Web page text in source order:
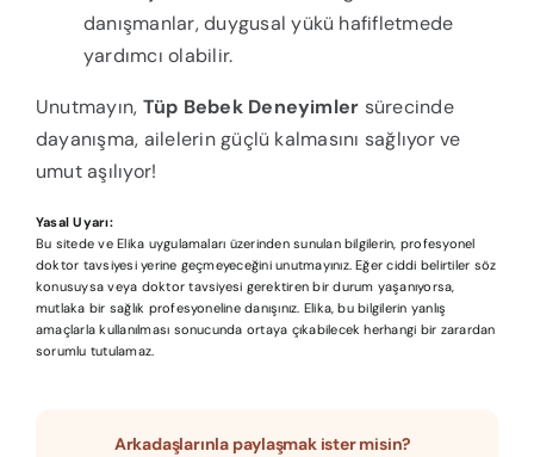
danışmanlar, duygusal yükü hafifletmede
yardımcı olabilir.
Unutmayın, Tüp Bebek Deneyimler sürecinde
dayanışma, ailelerin güçlü kalmasını sağlıyor ve
umut aşılıyor!
Yasal Uyarı:
Bu sitede ve Elika uygulamaları üzerinden sunulan bilgilerin, profesyonel
doktor tavsiyesi yerine geçmeyeceğini unutmayınız. Eğer ciddi belirtiler söz
konusuysa veya doktor tavsiyesi gerektiren bir durum yaşanıyorsa,
mutlaka bir sağlık profesyoneline danışınız. Elika, bu bilgilerin yanlış
amaçlarla kullanılması sonucunda ortaya çıkabilecek herhangi bir zarardan
sorumlu tutulamaz.
Arkadaşlarınla paylaşmak ister misin?